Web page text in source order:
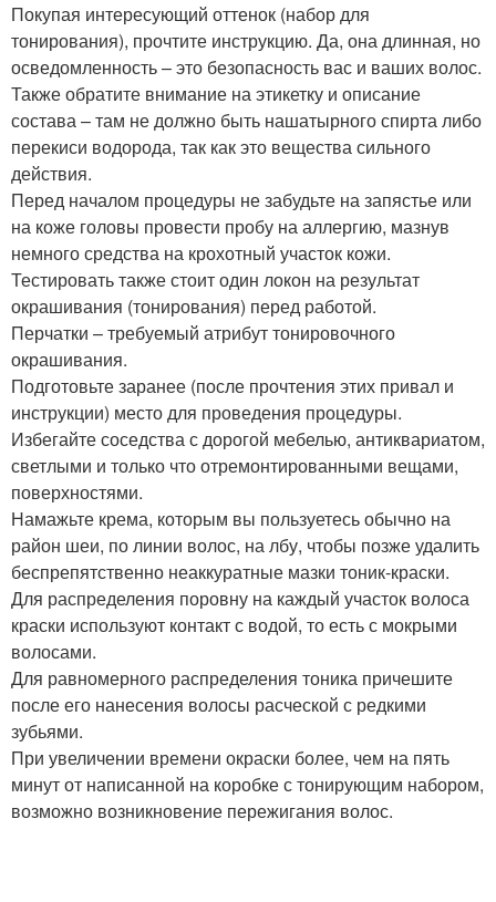
Покупая интересующий оттенок (набор для
тонирования), прочтите инструкцию. Да, она длинная, но
осведомленность – это безопасность вас и ваших волос.
Также обратите внимание на этикетку и описание
состава – там не должно быть нашатырного спирта либо
перекиси водорода, так как это вещества сильного
действия.
Перед началом процедуры не забудьте на запястье или
на коже головы провести пробу на аллергию, мазнув
немного средства на крохотный участок кожи.
Тестировать также стоит один локон на результат
окрашивания (тонирования) перед работой.
Перчатки – требуемый атрибут тонировочного
окрашивания.
Подготовьте заранее (после прочтения этих привал и
инструкции) место для проведения процедуры.
Избегайте соседства с дорогой мебелью, антиквариатом,
светлыми и только что отремонтированными вещами,
поверхностями.
Намажьте крема, которым вы пользуетесь обычно на
район шеи, по линии волос, на лбу, чтобы позже удалить
беспрепятственно неаккуратные мазки тоник-краски.
Для распределения поровну на каждый участок волоса
краски используют контакт с водой, то есть с мокрыми
волосами.
Для равномерного распределения тоника причешите
после его нанесения волосы расческой с редкими
зубьями.
При увеличении времени окраски более, чем на пять
минут от написанной на коробке с тонирующим набором,
возможно возникновение пережигания волос.